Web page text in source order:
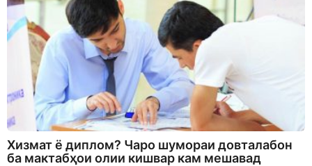
Хизмат ё диплом? Чаро шумораи довталабон
ба мактабҳои олии кишвар кам мешавад